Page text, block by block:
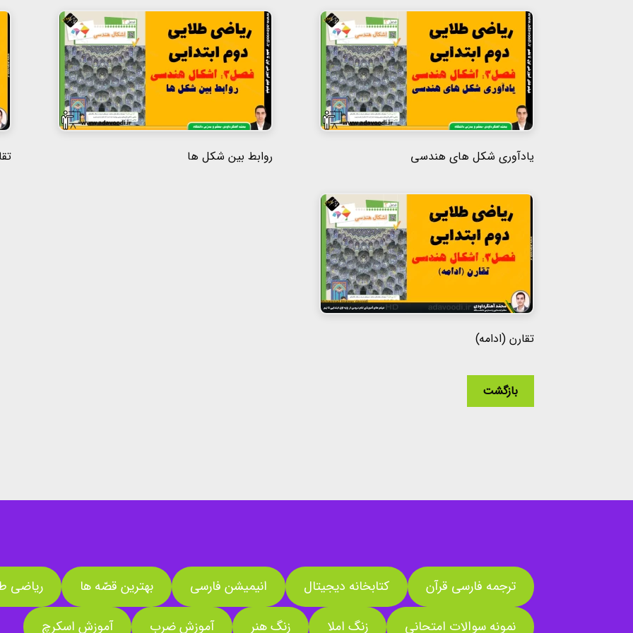
یادآوری شکل های هندسی روابط بین شکل ها
تقارن (ادامه)
بازگشت
ترجمه فارسی قرآن کتابخانه دیجیتال انیمیشن فارسی بهترین قصّه ها ریاضی
نمونه سوالات امتحانی زنگ املا زنگ هنر آموزش ضرب آموزش اسکرچ